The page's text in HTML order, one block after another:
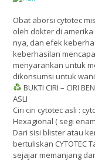
Obat aborsi cytotec
oleh dokter di
nya, dan efek
keberhasilan
menyarankan untuk
dikonsumsi untuk
BUKTI CIRI – CIRI
ASLI
Ciri ciri cytotec asli :
Hexagional ( segi
Dari sisi blister atau
bertuliskan CYTOTEC
sejajar memanjang